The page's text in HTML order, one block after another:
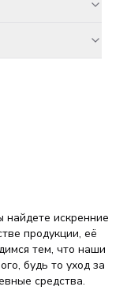
искренние
продукции, её
тем, что наши
будь то уход за
средства.